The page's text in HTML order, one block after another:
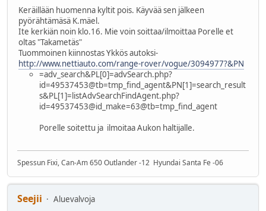
Keräillään huomenna kyltit pois. Käyvää sen jälkeen
pyörähtämäsä K.mäel.
Ite kerkiän noin klo.16. Mie voin soittaa/ilmoittaa Porelle et
oltas "Takametäs"
Tuommoinen kiinnostas Ykkös autoksi-
http://www.nettiauto.com/range-rover/vogue/3094977?&PN
=adv_search&PL[0]=advSearch.php?
id=49537453@tb=tmp_find_agent&PN[1]=search_result
s&PL[1]=listAdvSearchFindAgent.php?
id=49537453@id_make=63@tb=tmp_find_agent
Porelle soitettu ja ilmoitaa Aukon haltijalle.
Spessun Fixi, Can-Am 650 Outlander -12 Hyundai Santa Fe -06
Seejii
Aluevalvoja